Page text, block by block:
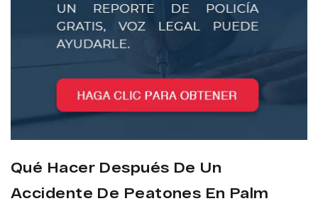
Qué Hacer Después De Un
Accidente De Peatones En Palm